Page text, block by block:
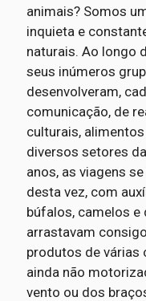
animais? Somos
inquieta e
naturais. Ao longo
seus inúmeros
desenvolveram,
comunicação, de
culturais,
diversos setores
anos, as viagens
desta vez, com
búfalos, camelos
arrastavam
produtos de várias
ainda não
vento ou dos